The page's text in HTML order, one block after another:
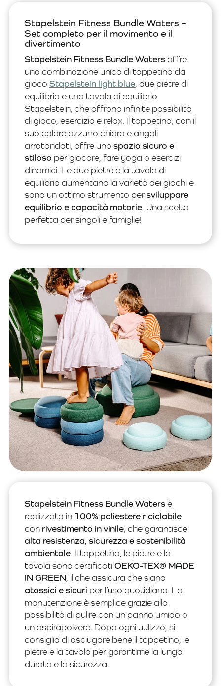
Stapelstein Fitness Bundle Waters –
Set completo per il movimento e il
divertimento
Stapelstein Fitness Bundle Watersoffre
una combinazione unica di tappetino da
gioco Stapelstein light blue , due pietre di
equilibrio e una tavola di equilibrio
Stapelstein, che offrono infinite possibilità
di gioco, esercizio e relax. Il tappetino, con il
suo colore azzurro chiaro e angoli
arrotondati, offre uno spazio sicuro e
stiloso per giocare, fare yoga o esercizi
dinamici. Le due pietre e la tavola di
equilibrio aumentano la varietà dei giochi e
sono un ottimo strumento persviluppare
equilibrio e capacità motorie. Una scelta
perfetta per singoli e famiglie!
Stapelstein Fitness Bundle Watersè
realizzato in 100% poliestere riciclabile
con rivestimento in vinile , che garantisce
alta resistenza, sicurezza e sostenibilità
ambientale. Il tappetino, le pietre e la
tavola sono certificatiOEKO-TEX® MADE
IN GREEN , il che assicura che siano
atossici e sicuri per l’uso quotidiano. La
manutenzione è semplice grazie alla
possibilità di pulire con un panno umido o
un aspirapolvere. Dopo ogni utilizzo, si
consiglia di asciugare bene il tappetino, le
pietre e la tavola per garantirne la lunga
durata e la sicurezza.